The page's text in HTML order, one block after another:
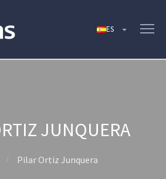
JUNQUERA
Pilar Ortiz Junquera